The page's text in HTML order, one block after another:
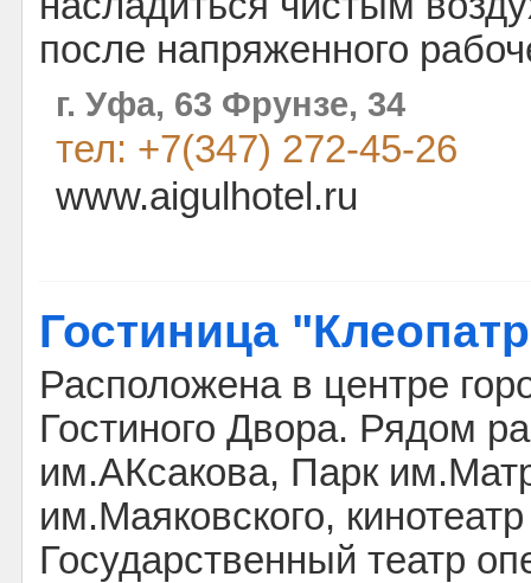
после напряженного
г. Уфа, 63 Фрунзе, 34
тел: +7(347) 272-45-26
www.aigulhotel.ru
Гостиница
Расположена в центре
Гостиного Двора. Рядом
им.АКсакова, Парк
им.Маяковского,
Государственный театр